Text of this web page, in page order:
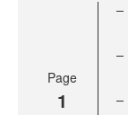
Page
1